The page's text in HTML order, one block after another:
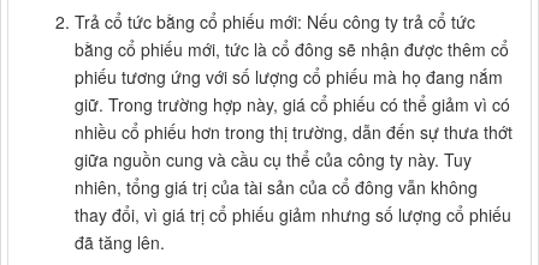
Trả cổ tức bằng cổ phiếu mới: Nếu công ty trả cổ tức
bằng cổ phiếu mới, tức là cổ đông sẽ nhận được thêm cổ
phiếu tương ứng với số lượng cổ phiếu mà họ đang nắm
giữ. Trong trường hợp này, giá cổ phiếu có thể giảm vì có
nhiều cổ phiếu hơn trong thị trường, dẫn đến sự thưa thớt
giữa nguồn cung và cầu cụ thể của công ty này. Tuy
nhiên, tổng giá trị của tài sản của cổ đông vẫn không
thay đổi, vì giá trị cổ phiếu giảm nhưng số lượng cổ phiếu
đã tăng lên.